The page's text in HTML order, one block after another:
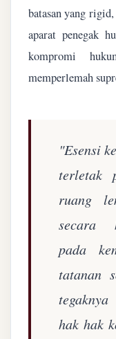
batasan yang
aparat penegak
kompromi
memperlemah
"Esensi
terletak
ruang
secara
pada
tatanan
hak hak